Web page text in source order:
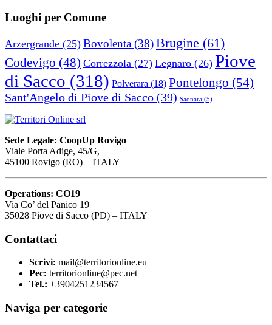
Luoghi per Comune
Arzergrande (25) Bovolenta (38)Brugine (61)
Codevigo (48) Correzzola (27) Legnaro (26) Piove
di Sacco (318) Polverara (18) Pontelongo (54)
Sant'Angelo di Piove di Sacco (39) Saonara (5)
Sede Legale: CoopUp Rovigo
Viale Porta Adige, 45/G,
45100 Rovigo (RO) – ITALY
Operations: CO19
Via Co’ del Panico 19
35028 Piove di Sacco (PD) – ITALY
Contattaci
Scrivi: mail@territorionline.eu
Pec: territorionline@pec.net
Tel.: +3904251234567
Naviga per categorie